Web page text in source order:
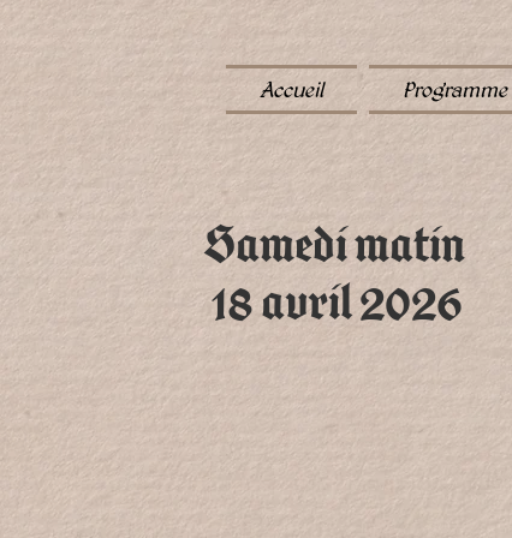
Accueil Programme
Samedi matin
18 avril 2026